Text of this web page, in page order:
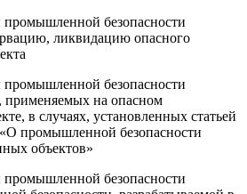
промышленной безопасности
ликвидацию опасного
промышленной безопасности
применяемых на опасном
в случаях, установленных статьей
промышленной безопасности
объектов»
промышленной безопасности